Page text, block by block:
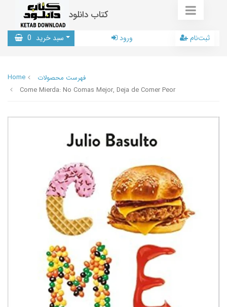
کتاب دانلود
سبد خرید 0 ورود ثبت‌نام
Home
فهرست محصولات
Come Mierda: No Comas Mejor, Deja de Comer Peor